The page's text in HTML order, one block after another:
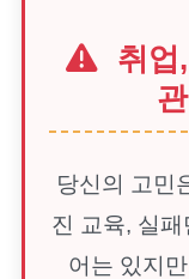
취업
당신의 고민
진 교육, 실
어는 있지